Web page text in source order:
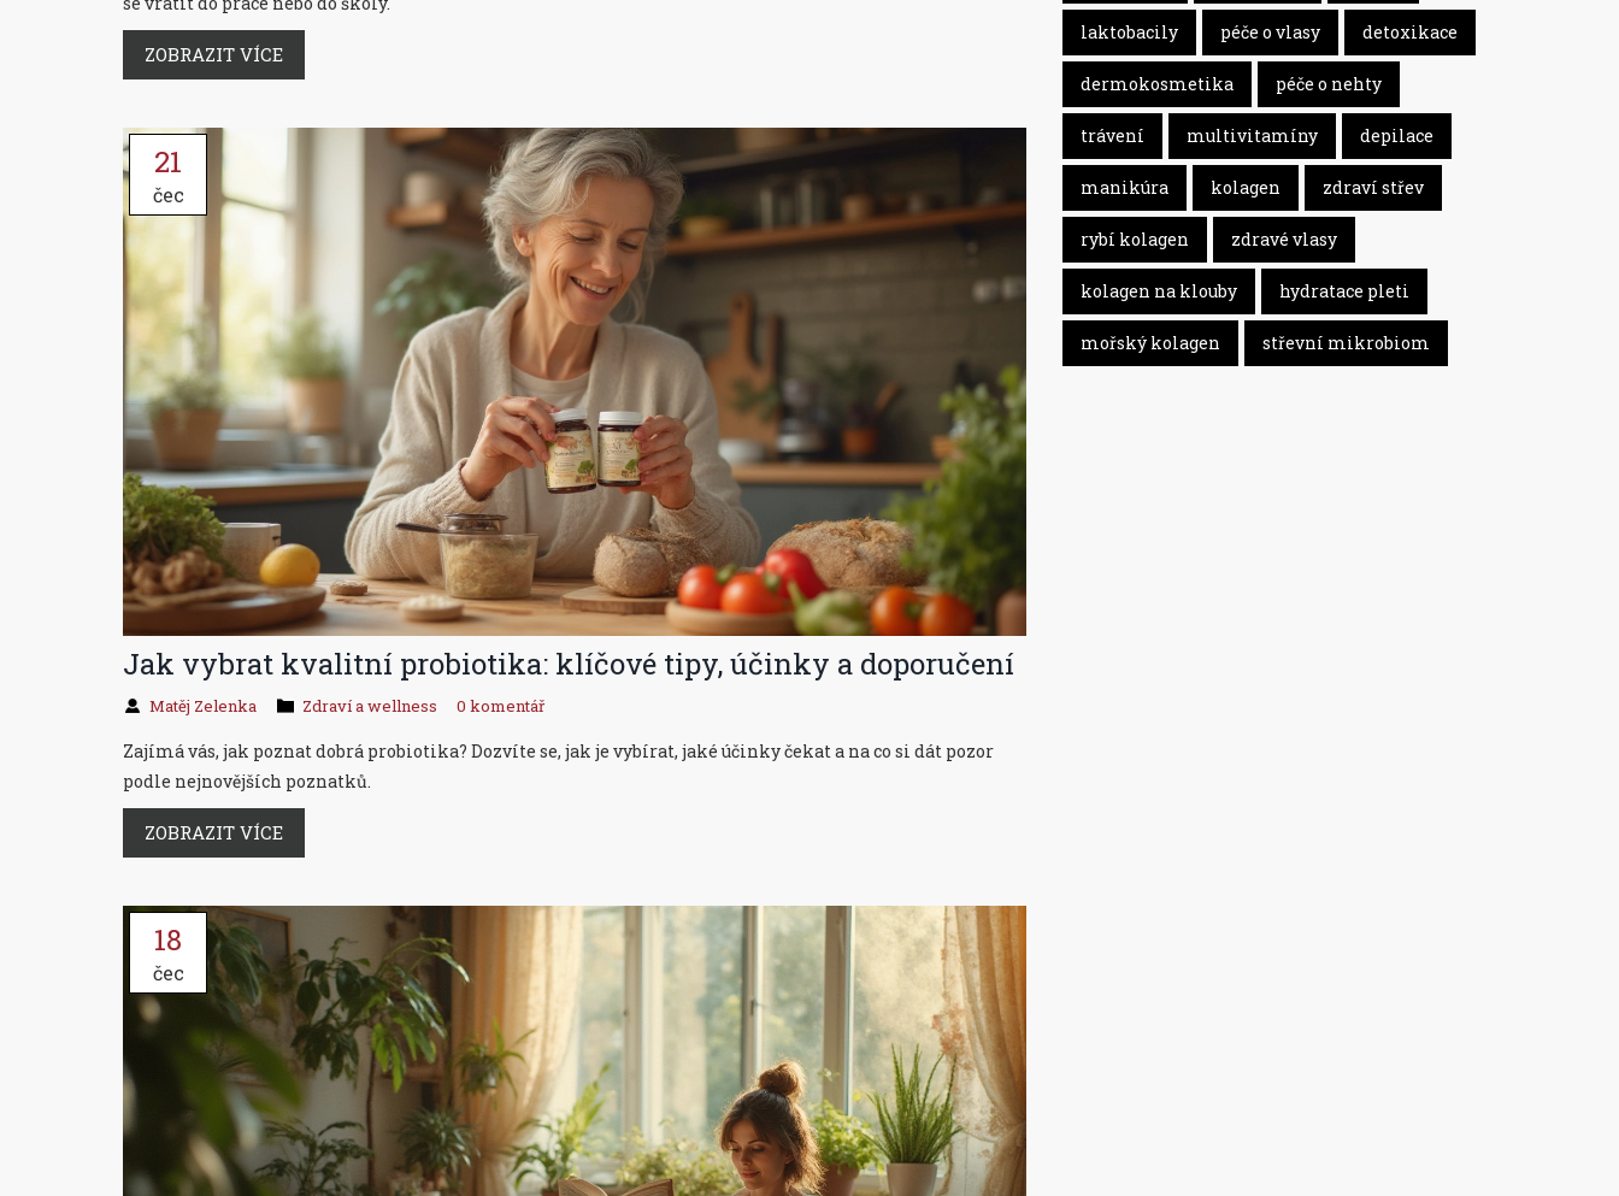
ZOBRAZIT VÍCE
21
čec
Jak vybrat kvalitní probiotika: klíčové tipy, účinky a doporučení
Matěj Zelenka Zdraví a wellness 0 komentář
Zajímá vás, jak poznat dobrá probiotika? Dozvíte se, jak je vybírat, jaké účinky čekat a na co si dát pozor
podle nejnovějších poznatků.
ZOBRAZIT VÍCE
18
čec
laktobacily péče o vlasy detoxikace
dermokosmetika péče o nehty
trávení multivitamíny depilace
manikúra kolagen zdraví střev
rybí kolagen zdravé vlasy
kolagen na klouby hydratace pleti
mořský kolagen střevní mikrobiom